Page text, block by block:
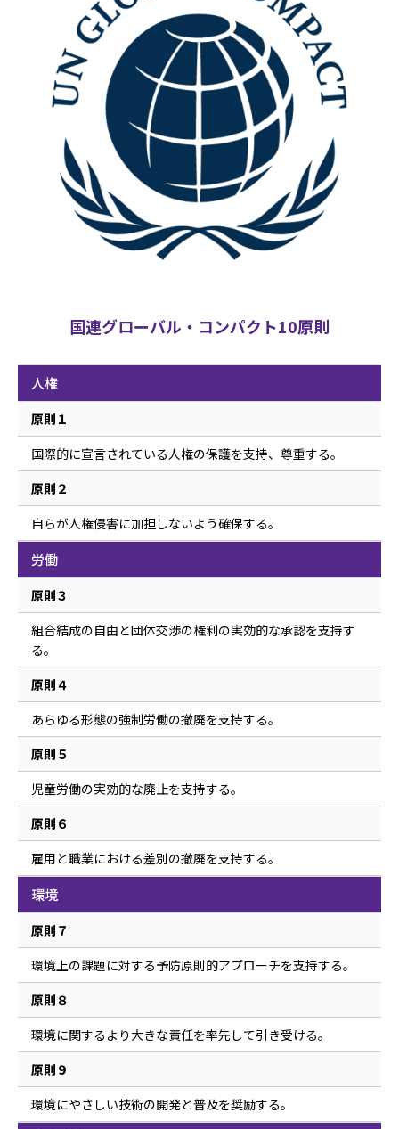
国連グローバル・コンパクト10原則
人権
原則１
国際的に宣言されている人権の保護を支持、尊重する。
原則２
自らが人権侵害に加担しないよう確保する。
労働
原則３
組合結成の自由と団体交渉の権利の実効的な承認を支持す
る。
原則４
あらゆる形態の強制労働の撤廃を支持する。
原則５
児童労働の実効的な廃止を支持する。
原則６
雇用と職業における差別の撤廃を支持する。
環境
原則７
環境上の課題に対する予防原則的アプローチを支持する。
原則８
環境に関するより大きな責任を率先して引き受ける。
原則９
環境にやさしい技術の開発と普及を奨励する。